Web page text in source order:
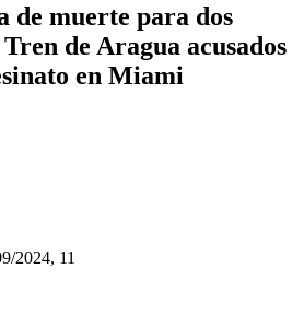
de muerte para dos
de Aragua acusados
en Miami
2024, 11